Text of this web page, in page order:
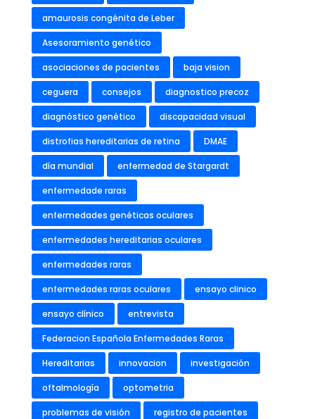
amaurosis congénita de Leber
Asesoramiento genético
asociaciones de pacientes baja vision
ceguera consejos diagnostico precoz
diagnóstico genético discapacidad visual
distrofias hereditarias de retina DMAE
día mundial enfermedad de Stargardt
enfermedade raras
enfermedades genéticas oculares
enfermedades hereditarias oculares
enfermedades raras
enfermedades raras oculares ensayo clinico
ensayo clínico entrevista
Federacion Española Enfermedades Raras
Hereditarias innovacion investigación
oftalmología optometria
problemas de visión registro de pacientes